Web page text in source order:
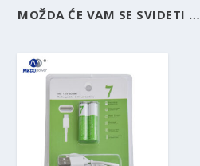
MOŽDA ĆE VAM SE SVIDETI …